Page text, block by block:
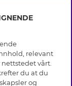
relevant
vårt.
du at du
og